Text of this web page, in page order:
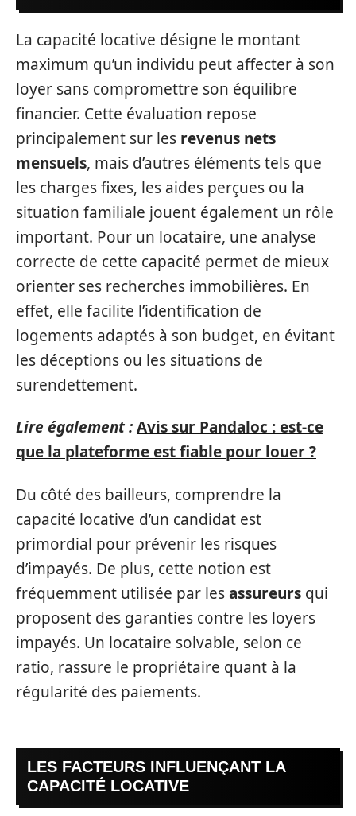
La capacité locative désigne le montant
maximum qu’un individu peut affecter à son
loyer sans compromettre son équilibre
financier. Cette évaluation repose
principalement sur les revenus nets
mensuels, mais d’autres éléments tels que
les charges fixes, les aides perçues ou la
situation familiale jouent également un rôle
important. Pour un locataire, une analyse
correcte de cette capacité permet de mieux
orienter ses recherches immobilières. En
effet, elle facilite l’identification de
logements adaptés à son budget, en évitant
les déceptions ou les situations de
surendettement.
Lire également :Avis sur Pandaloc : est-ce
que la plateforme est fiable pour louer ?
Du côté des bailleurs, comprendre la
capacité locative d’un candidat est
primordial pour prévenir les risques
d’impayés. De plus, cette notion est
fréquemment utilisée par lesassureurs qui
proposent des garanties contre les loyers
impayés. Un locataire solvable, selon ce
ratio, rassure le propriétaire quant à la
régularité des paiements.
LES FACTEURS INFLUENÇANT LA
CAPACITÉ LOCATIVE